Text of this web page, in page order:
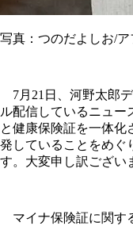
写真：つのだよしお/ア
7月21日、河野太郎
ル配信しているニュー
と健康保険証を一体化
発していることをめぐ
す。大変申し訳ござい
マイナ保険証に関す